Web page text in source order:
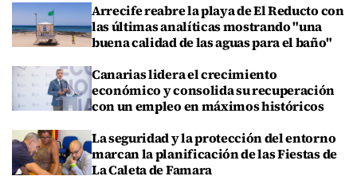
Arrecife reabre la playa de El Reducto con
las últimas analíticas mostrando "una
buena calidad de las aguas para el baño"
Canarias lidera el crecimiento
económico y consolida su recuperación
con un empleo en máximos históricos
La seguridad y la protección del entorno
marcan la planificación de las Fiestas de
La Caleta de Famara